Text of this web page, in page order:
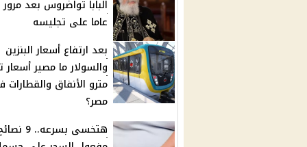
عاما على تجليسه
بعد ارتفاع أسعار البنزين
والسولار ما مصير أسعار
مترو الأنفاق
مصر؟
هتخسى